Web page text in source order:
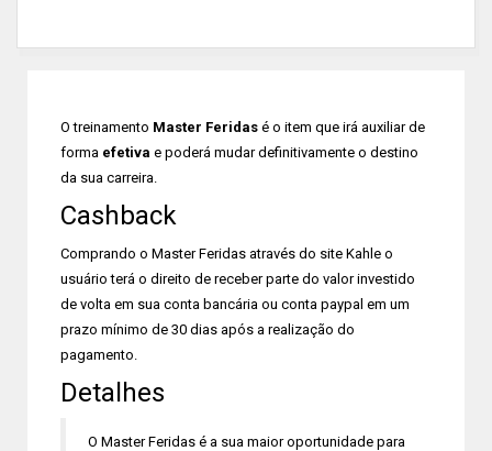
O treinamento Master Feridas é o item que irá auxiliar de
forma efetiva e poderá mudar definitivamente o destino
da sua carreira.
Cashback
Comprando o Master Feridas através do site Kahle o
usuário terá o direito de receber parte do valor investido
de volta em sua conta bancária ou conta paypal em um
prazo mínimo de 30 dias após a realização do
pagamento.
Detalhes
O Master Feridas é a sua maior oportunidade para